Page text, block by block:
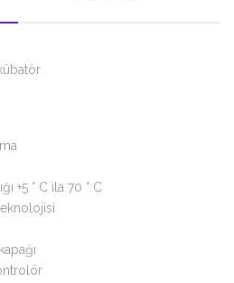
+5 ° C ila 70 ° C